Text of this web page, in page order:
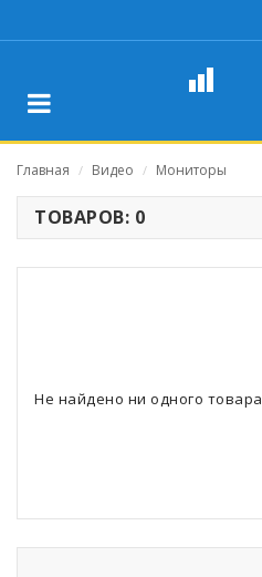
Главная / Видео / Мониторы
ТОВАРОВ: 0
Не найдено ни одного товара